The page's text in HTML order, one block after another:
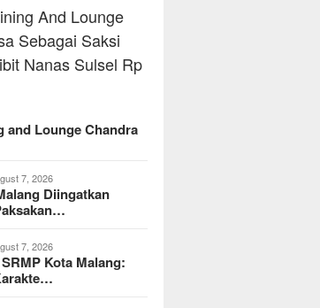
ke Pasar Internasional
and Lounge Chandra
7, 2026
Diingatkan
7, 2026
Kota Malang: